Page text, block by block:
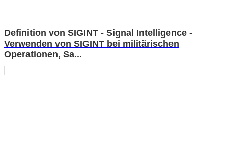
Definition von SIGINT - Signal Intelligence -
Verwenden von SIGINT bei militärischen
Operationen, Sa...